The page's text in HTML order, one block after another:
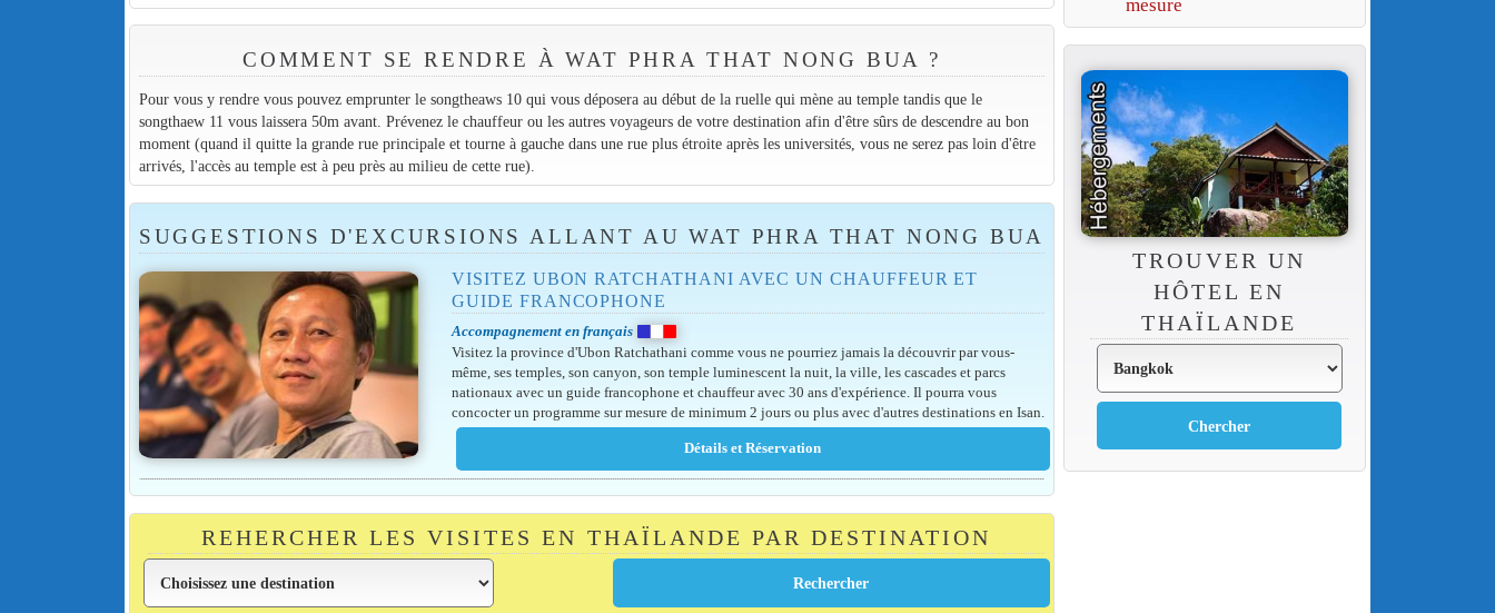
COMMENT SE RENDRE À WAT PHRA THAT NONG BUA ?
Pour vous y rendre vous pouvez emprunter le songtheaws 10 qui vous déposera au début de la ruelle qui mène au temple tandis que le
songthaew 11 vous laissera 50m avant. Prévenez le chauffeur ou les autres voyageurs de votre destination afin d'être sûrs de descendre au bon
moment (quand il quitte la grande rue principale et tourne à gauche dans une rue plus étroite après les universités, vous ne serez pas loin d'être
arrivés, l'accès au temple est à peu près au milieu de cette rue).
SUGGESTIONS D'EXCURSIONS ALLANT AU WAT PHRA THAT NONG BUA
VISITEZ UBON RATCHATHANI AVEC UN CHAUFFEUR ET
GUIDE FRANCOPHONE
Accompagnement en français
Visitez la province d'Ubon Ratchathani comme vous ne pourriez jamais la découvrir par vous-
même, ses temples, son canyon, son temple luminescent la nuit, la ville, les cascades et parcs
nationaux avec un guide francophone et chauffeur avec 30 ans d'expérience. Il pourra vous
concocter un programme sur mesure de minimum 2 jours ou plus avec d'autres destinations en Isan.
REHERCHER LES VISITES EN THAÏLANDE PAR DESTINATION
mesure
TROUVER UN
HÔTEL EN
THAÏLANDE